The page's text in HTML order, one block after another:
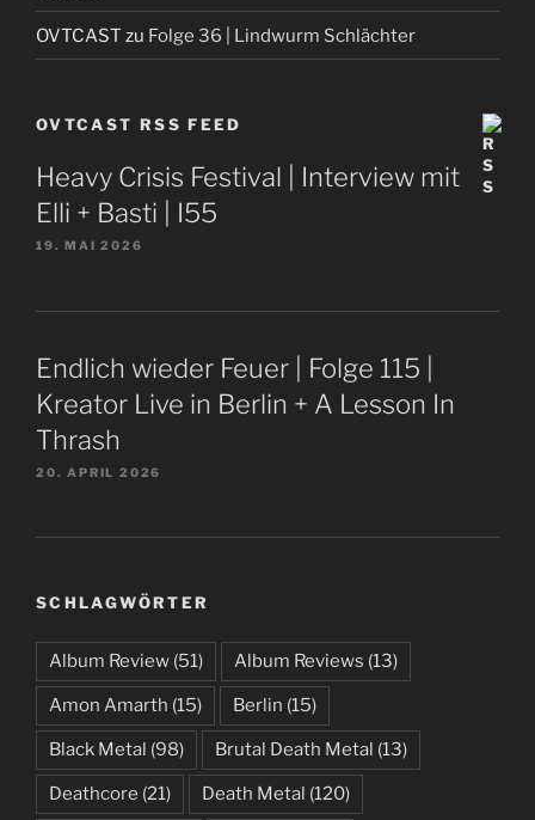
OVTCAST zu Folge 36 | Lindwurm Schlächter
OVTCAST RSS FEED
Heavy Crisis Festival | Interview mit
Elli + Basti | I55
19. MAI 2026
Endlich wieder Feuer | Folge 115 |
Kreator Live in Berlin + A Lesson In
Thrash
20. APRIL 2026
SCHLAGWÖRTER
Album Review (51) Album Reviews (13)
Amon Amarth (15) Berlin (15)
Black Metal (98) Brutal Death Metal (13)
Deathcore (21) Death Metal (120)